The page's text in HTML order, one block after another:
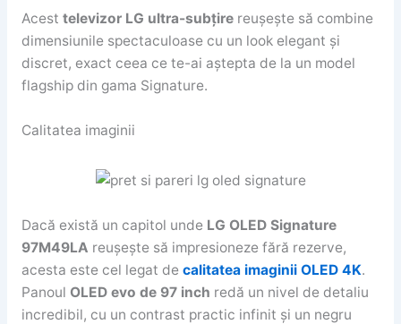
Acest televizor LG ultra-subțirereușește să combine
dimensiunile spectaculoase cu un look elegant și
discret, exact ceea ce te-ai aștepta de la un model
flagship din gama Signature.
Calitatea imaginii
Dacă există un capitol unde LG OLED Signature
97M49LA reușește să impresioneze fără rezerve,
acesta este cel legat de calitatea imaginii OLED 4K.
Panoul OLED evo de 97 inch redă un nivel de detaliu
incredibil, cu un contrast practic infinit și un negru